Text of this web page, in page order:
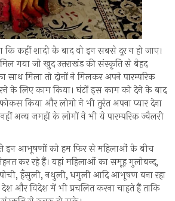
कि कहीं शादी के बाद वो इन सबसे दूर न हो जाए।
मिल गया जो खुद उत्तराखंड की संस्कृति से बेहद
साथ मिला तो दोनों ने मिलकर अपने पारम्परिक
के लिए काम किया। घंटों इस काम को देने के बाद
किया और लोगो ने भी तुरंत अपना प्यार देना
अन्य जगहों के लोगों ने भी ये पारम्परिक ज्वैलरी
इन आभूषणों को हम फिर से महिलाओं के बीच
कर रहे हैं। यहां महिलाओं का समूह गुलोबन्द,
पोची, हँसुली, नथुली, धगुली आदि आभूषण बना रहा
देश और विदेश में भी प्रचलित करना चाहते हैं ताकि